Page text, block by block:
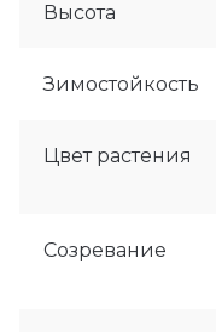
Высота
Зимостойкость
Цвет растения
Созревание